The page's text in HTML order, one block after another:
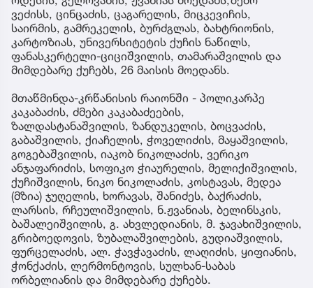
ვეძისს, ცინცაძის, ცაგარელის, მიცკევიჩის,
საირმის, გამრეკელის, ბურძგლას, ბახტრიონის,
კარტოზიას, უნივერსიტეტის ქუჩის ნაწილს,
ფანასკერტელი-ციციშვილის, თამარაშვილის და
მიმდებარე ქუჩებს, 26 მაისის მოედანს.
მთაწმინდა-კრწანისის რაიონში - პოლიკარპე
კაკაბაძის, ძმები კაკაბაძეების,
ზალდასტანაშვილის, ზანდუკელის, ბოცვაძის,
გაბაშვილის, ქიაჩელის, ჭოველიძის, მაყაშვილის,
გოგებაშვილის, იაკობ ნიკოლაძის, ვერიკო
ანჯაფარიძის, სოფიკო ჭიაურელის, მელიქიშვილის,
ქუჩიშვილის, ნიკო ნიკოლაძის, კოსტავას, მედეა
(მზია) ჯუღელის, ხორავას, შანიძეს, ბაქრაძის,
ლარსის, რჩეულიშვილის, ნ.ჟვანიას, ბელინსკის,
ბაშალეიშვილის, გ. ახვლედიანის, მ. ჯავახიშვილის,
გრიბოედოვის, ზუბალაშვილების, გუდიაშვილის,
ფურცელაძის, ალ. ჭავჭავაძის, ლაღიძის, ყიფიანის,
ჭონქაძის, ლერმონტოვის, სულხან-საბას
ორბელიანის და მიმდებარე ქუჩებს.